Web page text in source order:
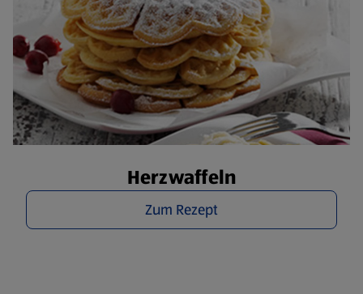
Herzwaffeln
Zum Rezept